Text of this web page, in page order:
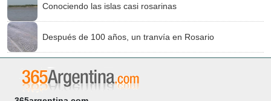
Conociendo las islas casi rosarinas
Después de 100 años, un tranvía en Rosario